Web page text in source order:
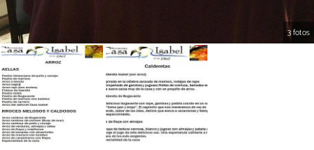
3 fotos